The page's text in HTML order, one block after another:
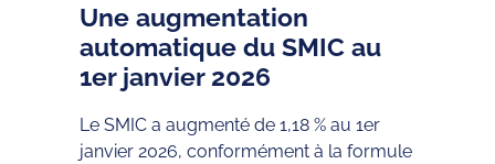
Une augmentation
automatique du SMIC au
1er janvier 2026
Le SMIC a augmenté de 1,18 % au 1er
janvier 2026, conformément à la formule